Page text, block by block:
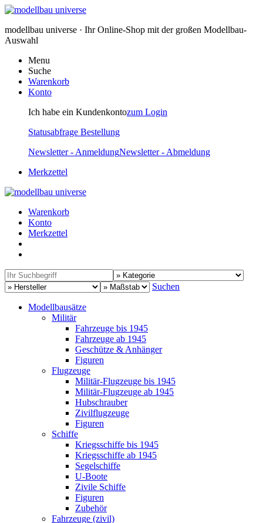
modellbau universe · Ihr Online-Shop mit der großen Modellbau-
Auswahl
Menu
Suche
Warenkorb
Konto
Ich habe ein Kundenkontozum Login
Statusabfrage Bestellung
Newsletter - AnmeldungNewsletter - Abmeldung
Merkzettel
Warenkorb
Konto
Merkzettel
Suchen
Modellbausätze
Militär
Fahrzeuge bis 1945
Fahrzeuge ab 1945
Geschütze & Anhänger
Figuren
Flugzeuge
Militär-Flugzeuge bis 1945
Militär-Flugzeuge ab 1945
Hubschrauber
Zivilflugzeuge
Figuren
Schiffe
Kriegsschiffe bis 1945
Kriegsschiffe ab 1945
Segelschiffe
U-Boote
Zivile Schiffe
Figuren
Zubehör
Fahrzeuge (zivil)